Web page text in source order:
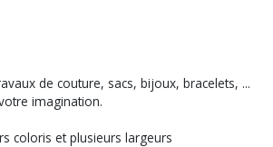
de couture, sacs, bijoux, bracelets, ...
imagination.
coloris et plusieurs largeurs